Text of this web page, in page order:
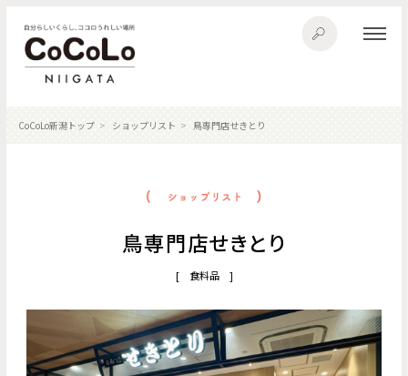
CoCoLo新潟トップ ショップリスト 鳥専門店せきとり
鳥専門店せきとり
[ 食料品 ]